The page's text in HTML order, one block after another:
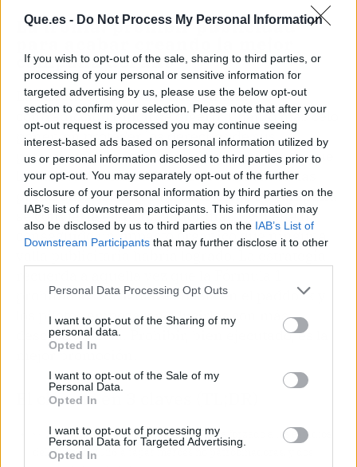
Que.es - Do Not Process My Personal Information
If you wish to opt-out of the sale, sharing to third parties, or
processing of your personal or sensitive information for
targeted advertising by us, please use the below opt-out
section to confirm your selection. Please note that after your
opt-out request is processed you may continue seeing
interest-based ads based on personal information utilized by
us or personal information disclosed to third parties prior to
your opt-out. You may separately opt-out of the further
disclosure of your personal information by third parties on the
IAB’s list of downstream participants. This information may
also be disclosed by us to third parties on the IAB’s List of
Downstream Participants that may further disclose it to other
Personal Data Processing Opt Outs
I want to opt-out of the Sharing of my
personal data.
Opted In
I want to opt-out of the Sale of my
Personal Data.
Opted In
I want to opt-out of processing my
Personal Data for Targeted Advertising.
Opted In
La ironía: prohibir publicidad
campaña del año
La anécdota deja a la FIFA con una
contradicción difícil de digerir. Cuanto más celo
ponen en proteger los derechos de sus
patrocinadores, más espacio generan para que
las marcas ‘censuradas’ se conviertan en las
protagonistas. Levi's ha visto cómo su campaña
se convierte en noticia mundial, y Gillette ha
conseguido un impacto orgánico que ninguna
prohibió los auriculares Beats en el paddock y
los pilotos empezaron a lucirlos con más
descaro todavía. Prohibir, bien ejecutado, es la
mejor promoción.
El chisme en 3 claves (TL;DR)
¿De qué va exactamente?La FIFA ha forzado a los estadios
del Mundial 2026 a tapar marcas no patrocinadoras, y dos